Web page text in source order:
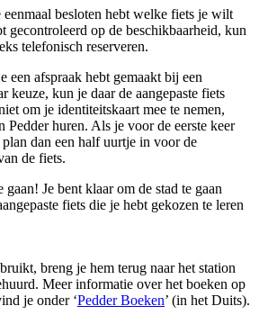
eenmaal besloten hebt welke fiets je wilt
gecontroleerd op de beschikbaarheid, kun
telefonisch reserveren.
een afspraak hebt gemaakt bij een
keuze, kun je daar de aangepaste fiets
om je identiteitskaart mee te nemen,
Pedder huren. Als je voor de eerste keer
dan een half uurtje in voor de
de fiets.
Je bent klaar om de stad te gaan
fiets die je hebt gekozen te leren
breng je hem terug naar het station
Meer informatie over het boeken op
je onder ‘Pedder Boeken’ (in het Duits).